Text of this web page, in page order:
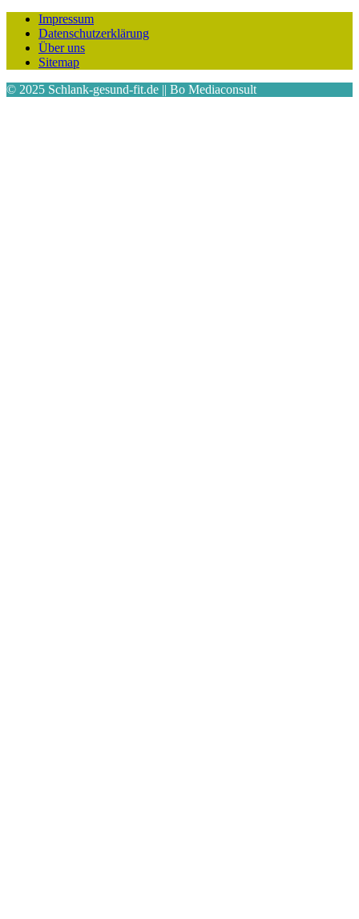
Impressum
Datenschutzerklärung
Über uns
Sitemap
© 2025 Schlank-gesund-fit.de || Bo Mediaconsult